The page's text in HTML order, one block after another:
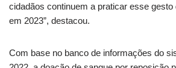
cidadãos continuem a praticar esse
em 2023”, destacou.
Com base no banco de informações do